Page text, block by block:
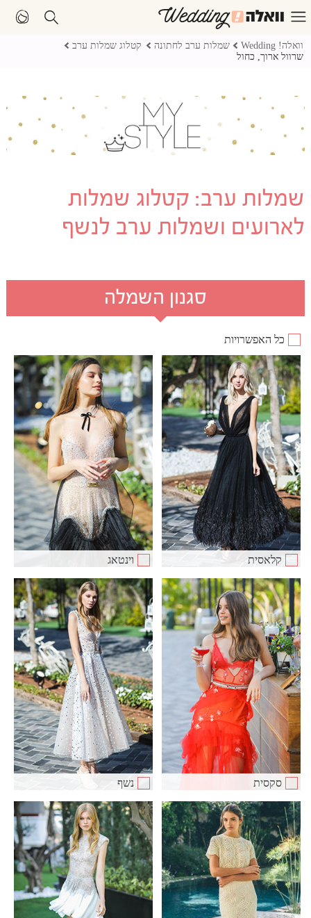
וואלה! Wedding שמלות ערב לחתונה
קטלוג שמלות ערב
שרוול ארוך, כחול
שמלות ערב: קטלוג שמלות
לארועים ושמלות ערב לנשף
סגנון השמלה
כל האפשרויות
קלאסית וינטאג
סקסית נשף